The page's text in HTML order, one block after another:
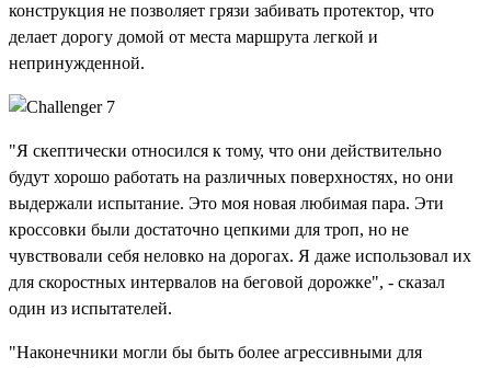
конструкция не позволяет грязи забивать протектор, что
делает дорогу домой от места маршрута легкой и
непринужденной.
"Я скептически относился к тому, что они действительно
будут хорошо работать на различных поверхностях, но они
выдержали испытание. Это моя новая любимая пара. Эти
кроссовки были достаточно цепкими для троп, но не
чувствовали себя неловко на дорогах. Я даже использовал их
для скоростных интервалов на беговой дорожке", - сказал
один из испытателей.
"Наконечники могли бы быть более агрессивными для